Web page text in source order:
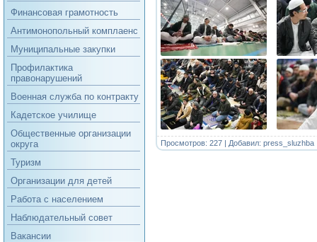
Финансовая грамотность
Антимонопольный комплаенс
Муниципальные закупки
Профилактика
правонарушений
Военная служба по контракту
Кадетское училище
Общественные организации
округа
Туризм
Организации для детей
Работа с населением
Наблюдательный совет
Вакансии
Просмотров: 227 | Добавил: press_sluzhba